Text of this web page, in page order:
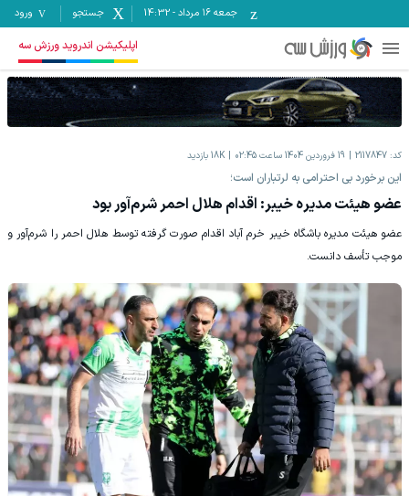
جمعه ۱۶ مرداد -
14:32 جستجو ورود
اپلیکیشن اندروید ورزش سه
کد: 2117847 19 فروردين 1404 ساعت 02:45 18K بازدید
این برخورد بی احترامی به لرتباران است؛
عضو هیئت مدیره خیبر: اقدام هلال احمر شرم‌آور بود
عضو هیئت مدیره باشگاه خیبر خرم‌ آباد اقدام صورت گرفته توسط هلال احمر را شرم‌آور و
موجب تأسف دانست.